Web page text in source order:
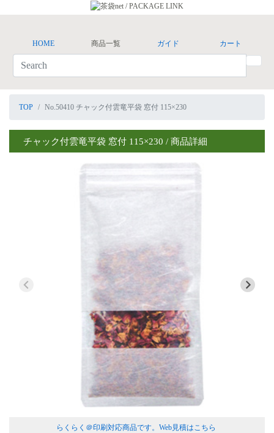
HOME 商品一覧 ガイド カート
TOP No.50410 チャック付雲竜平袋 窓付 115×230
チャック付雲竜平袋 窓付 115×230 / 商品詳細
らくらく＠印刷対応商品です。 Web見積はこちら